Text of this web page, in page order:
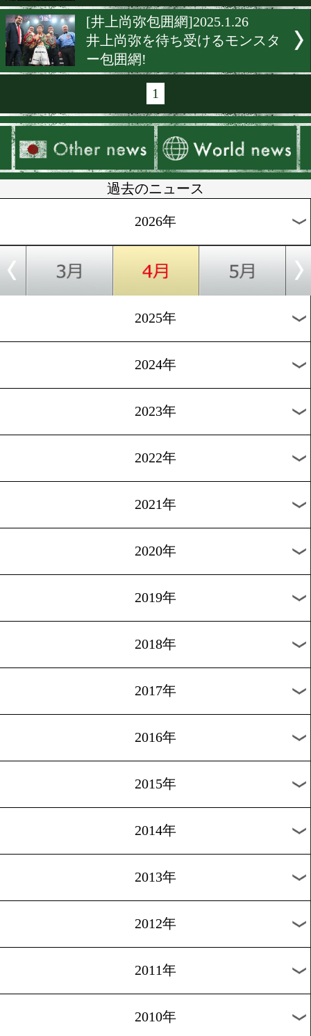
[ジム訪問]2025.6.24
だいごのジム訪問
E-BOX GYM編
[コラム]2025.5.21
だいごのジム訪問 Real
Gym編
[コラム]2025.5.14
だいごのジム訪問! トップ
クジム編
[観戦記]2025.5.8
だいごのラスベガス観戦記
[井上尚弥包囲網]2025.1.26
井上尚弥を待ち受けるモン
ー包囲網!
1
過去のニュース
2025年
2024年
2022年
2021年
2020年